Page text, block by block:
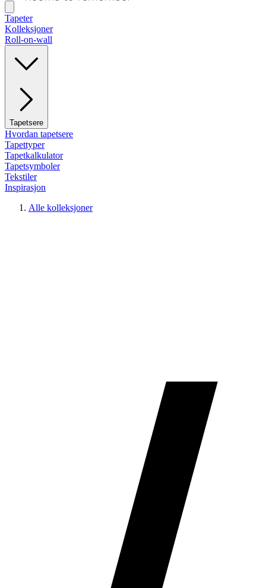
Tapeter
Kolleksjoner
Roll-on-wall
Tapetsere
Hvordan tapetsere
Tapettyper
Tapetkalkulator
Tapetsymboler
Tekstiler
Inspirasjon
Alle kolleksjoner